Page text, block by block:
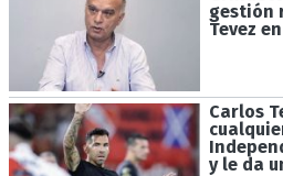
gestión
Tevez
Carlos
y le da